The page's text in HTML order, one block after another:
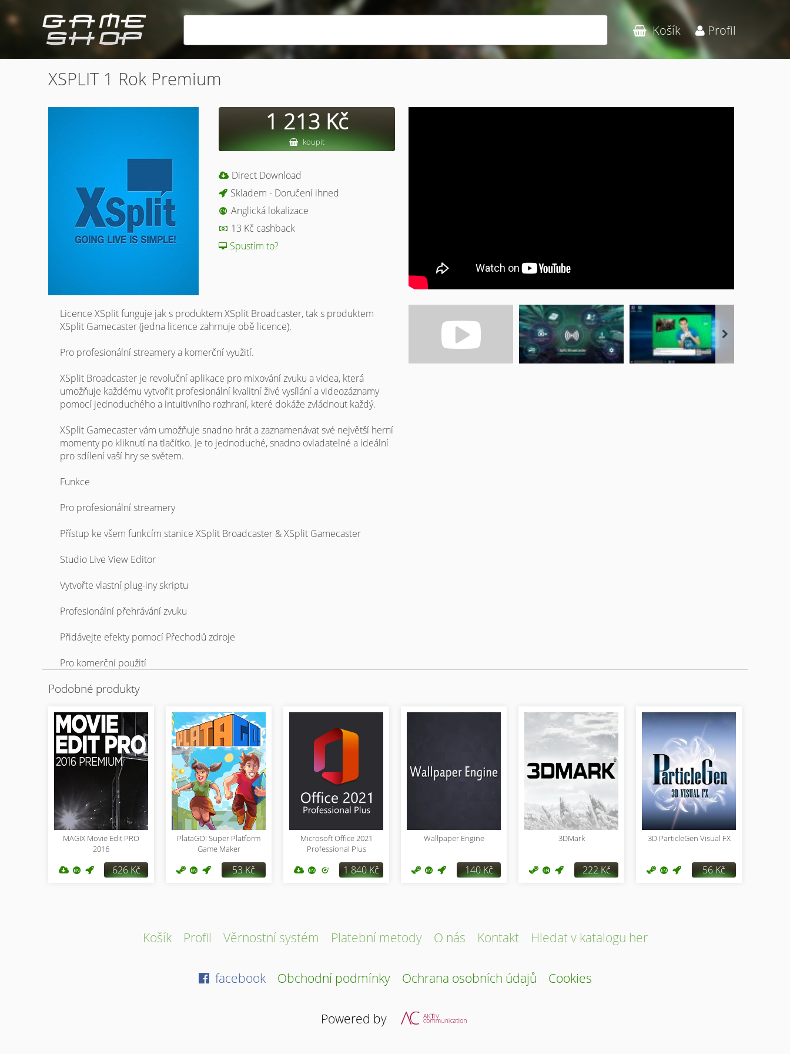
Košík Profil
XSPLIT 1 Rok Premium
1 213 Kč
koupit
Direct Download
Skladem - Doručení ihned
Anglická lokalizace
13 Kč cashback
Spustím to?
Licence XSplit funguje jak s produktem XSplit Broadcaster, tak s produktem
XSplit Gamecaster (jedna licence zahrnuje obě licence).
Pro profesionální streamery a komerční využití.
XSplit Broadcaster je revoluční aplikace pro mixování zvuku a videa, která
umožňuje každému vytvořit profesionální kvalitní živé vysílání a videozáznamy
pomocí jednoduchého a intuitivního rozhraní, které dokáže zvládnout každý.
XSplit Gamecaster vám umožňuje snadno hrát a zaznamenávat své největší herní
momenty po kliknutí na tlačítko. Je to jednoduché, snadno ovladatelné a ideální
pro sdílení vaší hry se světem.
Funkce
Pro profesionální streamery
Přístup ke všem funkcím stanice XSplit Broadcaster & XSplit Gamecaster
Studio Live View Editor
Vytvořte vlastní plug-iny skriptu
Profesionální přehrávání zvuku
Přidávejte efekty pomocí Přechodů zdroje
Pro komerční použití
Podobné produkty
MAGIX Movie Edit PRO
2016
626 Kč
PlataGO! Super Platform
Game Maker
53 Kč
Microsoft Office 2021
Professional Plus
1 840 Kč
Wallpaper Engine
140 Kč
3DMark
222 Kč
3D ParticleGen Visual FX
56 Kč
Košík Profil Věrnostní systém Platební metody O nás Kontakt Hledat v katalogu her
facebook Obchodní podmínky Ochrana osobních údajů Cookies
Powered by